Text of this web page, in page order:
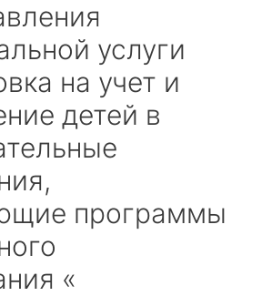
услуги
на учет и
детей в
программы
«